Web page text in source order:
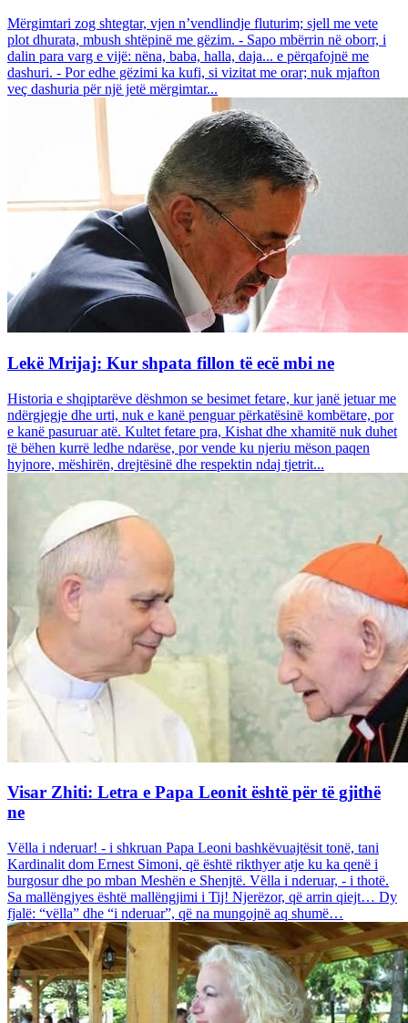
Mërgimtari zog shtegtar, vjen n’vendlindje fluturim; sjell me vete
plot dhurata, mbush shtëpinë me gëzim. - Sapo mbërrin në oborr, i
dalin para varg e vijë: nëna, baba, halla, daja... e përqafojnë me
dashuri. - Por edhe gëzimi ka kufi, si vizitat me orar; nuk mjafton
veç dashuria për një jetë mërgimtar...
Lekë Mrijaj: Kur shpata fillon të ecë mbi ne
Historia e shqiptarëve dëshmon se besimet fetare, kur janë jetuar me
ndërgjegje dhe urti, nuk e kanë penguar përkatësinë kombëtare, por
e kanë pasuruar atë. Kultet fetare pra, Kishat dhe xhamitë nuk duhet
të bëhen kurrë ledhe ndarëse, por vende ku njeriu mëson paqen
hyjnore, mëshirën, drejtësinë dhe respektin ndaj tjetrit...
Visar Zhiti: Letra e Papa Leonit është për të gjithë
ne
Vëlla i nderuar! - i shkruan Papa Leoni bashkëvuajtësit tonë, tani
Kardinalit dom Ernest Simoni, që është rikthyer atje ku ka qenë i
burgosur dhe po mban Meshën e Shenjtë. Vëlla i nderuar, - i thotë.
Sa mallëngjyes është mallëngjimi i Tij! Njerëzor, që arrin qiejt… Dy
fjalë: “vëlla” dhe “i nderuar”, që na mungojnë aq shumë…